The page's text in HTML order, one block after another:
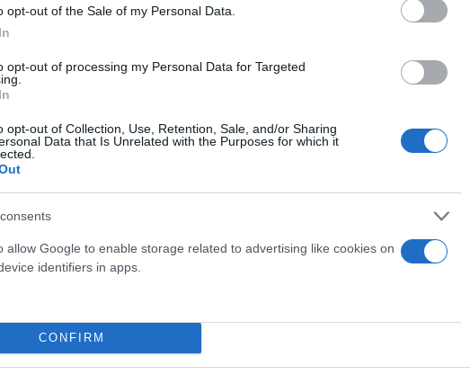
opt-out of the Sale of my Personal Data.
opt-out of processing my Personal Data for Targeted
opt-out of Collection, Use, Retention, Sale, and/or Sharing
Data that Is Unrelated with the Purposes for which it
allow Google to enable storage related to advertising like cookies on
identifiers in apps.
CONFIRM
στην παρουσίαση του
κόσμου στο γήπεδο
(video)
Skin dysmorphia: Όταν η εμμονή με το
ψυχικής υγείας